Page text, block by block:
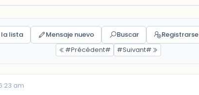
la lista Mensaje nuevo Buscar Registrarse
#Précédent#
#Suivant#
am